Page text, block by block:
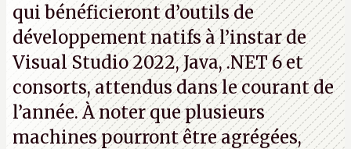
qui bénéficieront d’outils de
développement natifs à l’instar de
Visual Studio 2022, Java, .NET 6 et
consorts, attendus dans le courant de
l’année. À noter que plusieurs
machines pourront être agrégées,